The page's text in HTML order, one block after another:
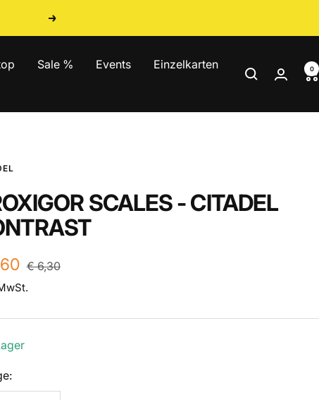
Weiter
Sale % Events Einzelkarten 0
SCALES - CITADEL
Regulärer
€ 6,30